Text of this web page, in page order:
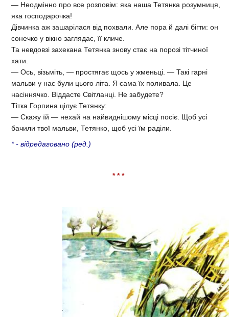
— Неодмінно про все розповім: яка наша Тетянка розумниця,
яка господарочка!
Дівчинка аж зашарілася від похвали. Але пора й далі бігти: он
сонечко у вікно заглядає, її кличе.
Та невдовзі захекана Тетянка знову стає на порозі тітчиної
хати.
— Ось, візьміть, — простягає щось у жменьці. — Такі гарні
мальви у нас були цього літа. Я сама їх поливала. Це
насіннячко. Віддасте Світланці. Не забудете?
Тітка Горпина цілує Тетянку:
— Скажу їй — нехай на найвиднішому місці посіє. Щоб усі
бачили твої мальви, Тетянко, щоб усі їм раділи.
* - відредаговано (ред.)
* * *